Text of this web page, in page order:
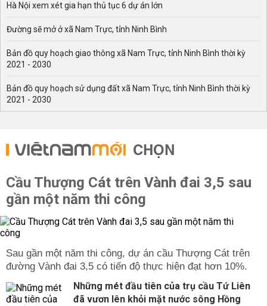
Hà Nội xem xét gia hạn thủ tục 6 dự án lớn
Đường sẽ mở ở xã Nam Trực, tỉnh Ninh Bình
Bản đồ quy hoạch giao thông xã Nam Trực, tỉnh Ninh Bình thời kỳ
2021 - 2030
Bản đồ quy hoạch sử dụng đất xã Nam Trực, tỉnh Ninh Bình thời kỳ
2021 - 2030
CHỌN
Cầu Thượng Cát trên Vành đai 3,5 sau
gần một năm thi công
Sau gần một năm thi công, dự án cầu Thượng Cát trên
đường Vành đai 3,5 có tiến độ thực hiện đạt hơn 10%.
Những mét đầu tiên của trụ cầu Tứ Liên
đã vươn lên khỏi mặt nước sông Hồng